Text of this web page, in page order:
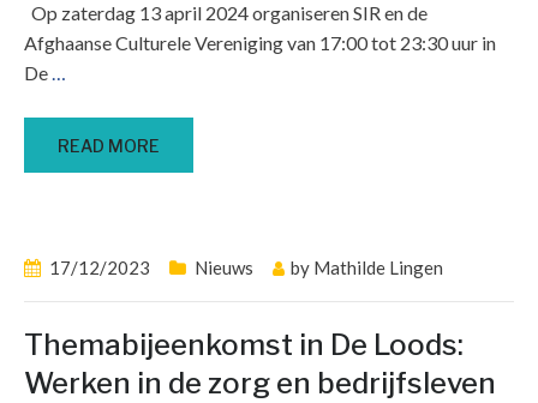
Op zaterdag 13 april 2024 organiseren SIR en de
Afghaanse Culturele Vereniging van 17:00 tot 23:30 uur in
De…
READ MORE
17/12/2023 Nieuws by Mathilde Lingen
Themabijeenkomst in De Loods:
Werken in de zorg en bedrijfsleven